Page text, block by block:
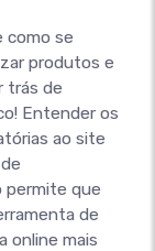
como se
produtos e
trás de
Entender os
ao site
permite que
de
online mais